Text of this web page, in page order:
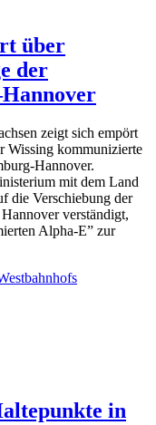
über
der
zeigt sich empört
Wissing kommunizierte
Hannover.
mit dem Land
die Verschiebung der
verständigt,
Alpha-E” zur
in